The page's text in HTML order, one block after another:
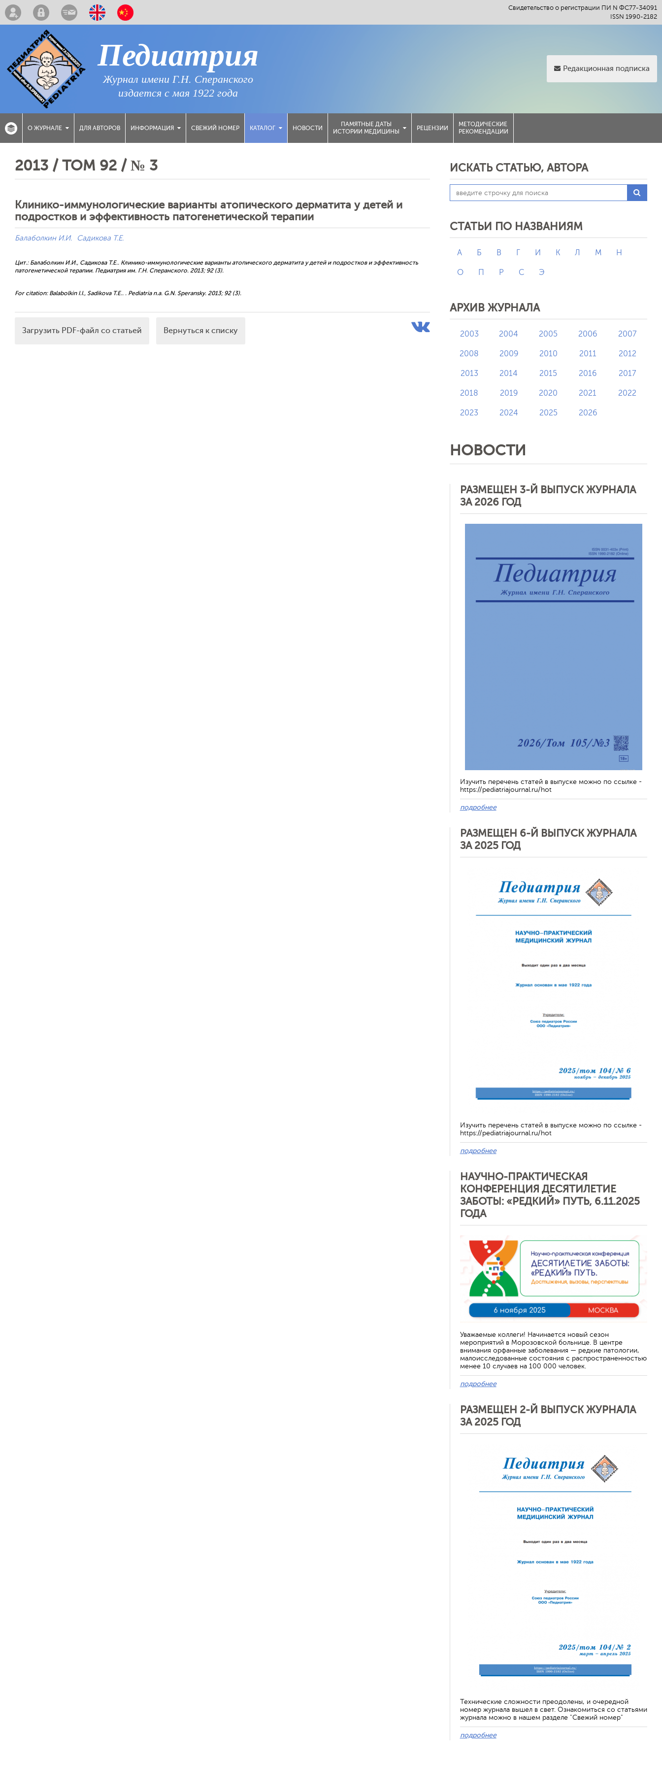
Свидетельство о регистрации ПИ N ФС77-34091
ISSN 1990-2182
Педиатрия
Журнал имени Г.Н. Сперанского
издается с мая 1922 года
Редакционная подписка
О ЖУРНАЛЕ ДЛЯ АВТОРОВ ИНФОРМАЦИЯ СВЕЖИЙ НОМЕР КАТАЛОГ НОВОСТИ
ПАМЯТНЫЕ ДАТЫ
ИСТОРИИ МЕДИЦИНЫ
РЕЦЕНЗИИ
МЕТОДИЧЕСКИЕ
РЕКОМЕНДАЦИИ
2013 / ТОМ 92 / № 3
Клинико-иммунологические варианты атопического дерматита у детей и
подростков и эффективность патогенетической терапии
Балаболкин И.И. Садикова Т.Е.
Цит.: Балаболкин И.И., Садикова Т.Е.. Клинико-иммунологические варианты атопического дерматита у детей и подростков и эффективность
патогенетической терапии. Педиатрия им. Г.Н. Сперанского. 2013; 92 (3).
For citation: Balabolkin I.I., Sadikova T.E.. . Pediatria n.a. G.N. Speransky. 2013; 92 (3).
Загрузить PDF-файл со статьей Вернуться к списку
ИСКАТЬ СТАТЬЮ, АВТОРА
СТАТЬИ ПО НАЗВАНИЯМ
А Б В Г И К Л М Н
О П Р С Э
АРХИВ ЖУРНАЛА
2003 2004 2005 2006 2007
2008 2009 2010 2011 2012
2013 2014 2015 2016 2017
2018 2019 2020 2021 2022
2023 2024 2025 2026
НОВОСТИ
РАЗМЕЩЕН 3-Й ВЫПУСК ЖУРНАЛА
ЗА 2026 ГОД
Изучить перечень статей в выпуске можно по ссылке -
https://pediatriajournal.ru/hot
подробнее
РАЗМЕЩЕН 6-Й ВЫПУСК ЖУРНАЛА
ЗА 2025 ГОД
Изучить перечень статей в выпуске можно по ссылке -
https://pediatriajournal.ru/hot
подробнее
НАУЧНО-ПРАКТИЧЕСКАЯ
КОНФЕРЕНЦИЯ ДЕСЯТИЛЕТИЕ
ЗАБОТЫ: «РЕДКИЙ» ПУТЬ, 6.11.2025
ГОДА
Уважаемые коллеги! Начинается новый сезон
мероприятий в Морозовской больнице. В центре
внимания орфанные заболевания — редкие патологии,
малоисследованные состояния с распространенностью
менее 10 случаев на 100 000 человек.
подробнее
РАЗМЕЩЕН 2-Й ВЫПУСК ЖУРНАЛА
ЗА 2025 ГОД
Технические сложности преодолены, и очередной
номер журнала вышел в свет. Ознакомиться со статьями
журнала можно в нашем разделе "Свежий номер"
подробнее
Отменить